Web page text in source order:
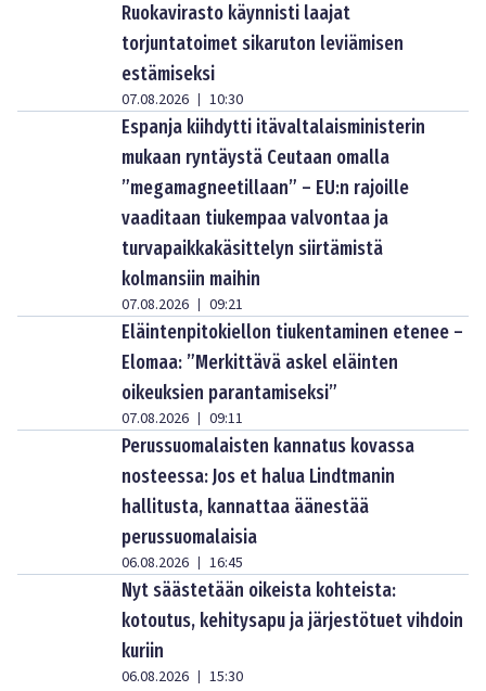
Ruokavirasto käynnisti laajat
torjuntatoimet sikaruton leviämisen
estämiseksi
07.08.2026 | 10:30
Espanja kiihdytti itävaltalaisministerin
mukaan ryntäystä Ceutaan omalla
”megamagneetillaan” – EU:n rajoille
vaaditaan tiukempaa valvontaa ja
turvapaikkakäsittelyn siirtämistä
kolmansiin maihin
07.08.2026 | 09:21
Eläintenpitokiellon tiukentaminen etenee –
Elomaa: ”Merkittävä askel eläinten
oikeuksien parantamiseksi”
07.08.2026 | 09:11
Perussuomalaisten kannatus kovassa
nosteessa: Jos et halua Lindtmanin
hallitusta, kannattaa äänestää
perussuomalaisia
06.08.2026 | 16:45
Nyt säästetään oikeista kohteista:
kotoutus, kehitysapu ja järjestötuet vihdoin
kuriin
06.08.2026 | 15:30